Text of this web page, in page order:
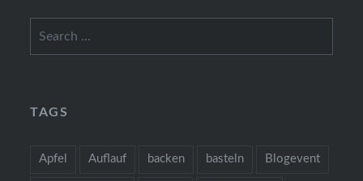
TAGS
Apfel Auflauf backen basteln Blogevent